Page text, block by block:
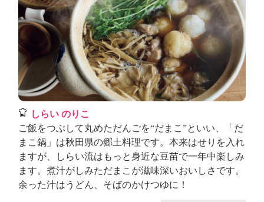
しらい のりこ
ご飯をつぶして丸めただんごを“だまこ”といい、「だ
まこ鍋」は秋田県の郷土料理です。本来はせりを入れ
ますが、しらい流はもっと身近な豆苗で一年中楽しみ
ます。煮汁がしみただまこが滋味深いおいしさです。
余った汁はうどん、そばのかけつゆに！